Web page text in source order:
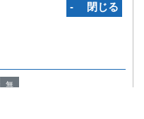
‐ 閉じる
無